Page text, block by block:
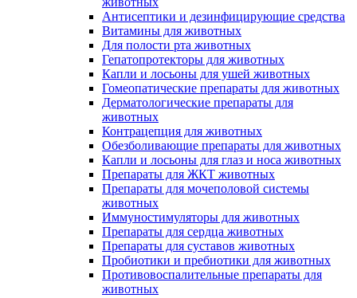
Антисептики и дезинфицирующие средства
Витамины для животных
Для полости рта животных
Гепатопротекторы для животных
Капли и лосьоны для ушей животных
Гомеопатические препараты для животных
Дерматологические препараты для
животных
Контрацепция для животных
Обезболивающие препараты для животных
Капли и лосьоны для глаз и носа животных
Препараты для ЖКТ животных
Препараты для мочеполовой системы
животных
Иммуностимуляторы для животных
Препараты для сердца животных
Препараты для суставов животных
Пробиотики и пребиотики для животных
Противовоспалительные препараты для
животных